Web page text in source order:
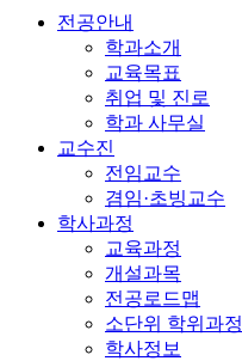
전공안내
학과소개
교육목표
취업 및 진로
학과 사무실
교수진
전임교수
겸임·초빙교수
학사과정
교육과정
개설과목
전공로드맵
소단위 학위과정
학사정보